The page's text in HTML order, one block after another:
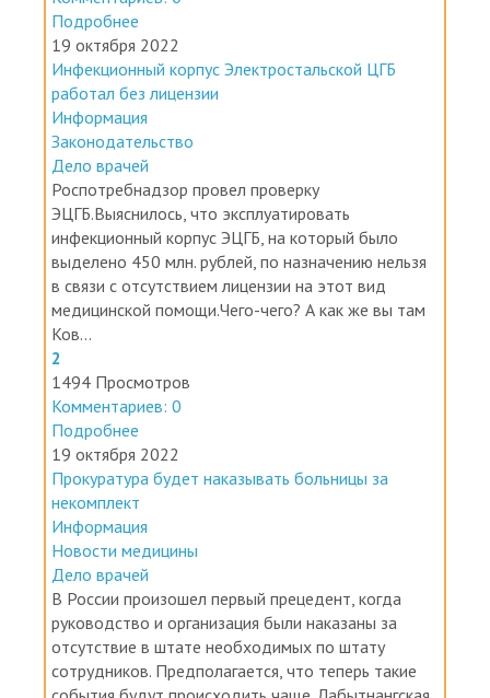
1889 Просмотров
Комментариев: 0
Подробнее
19 октября 2022
Инфекционный корпус Электростальской ЦГБ
работал без лицензии
Информация
Законодательство
Дело врачей
Роспотребнадзор провел проверку
ЭЦГБ.Выяснилось, что эксплуатировать
инфекционный корпус ЭЦГБ, на который было
выделено 450 млн. рублей, по назначению нельзя
в связи с отсутствием лицензии на этот вид
медицинской помощи.Чего-чего? А как же вы там
Ков...
2
1494 Просмотров
Комментариев: 0
Подробнее
19 октября 2022
Прокуратура будет наказывать больницы за
некомплект
Информация
Новости медицины
Дело врачей
В России произошел первый прецедент, когда
руководство и организация были наказаны за
отсутствие в штате необходимых по штату